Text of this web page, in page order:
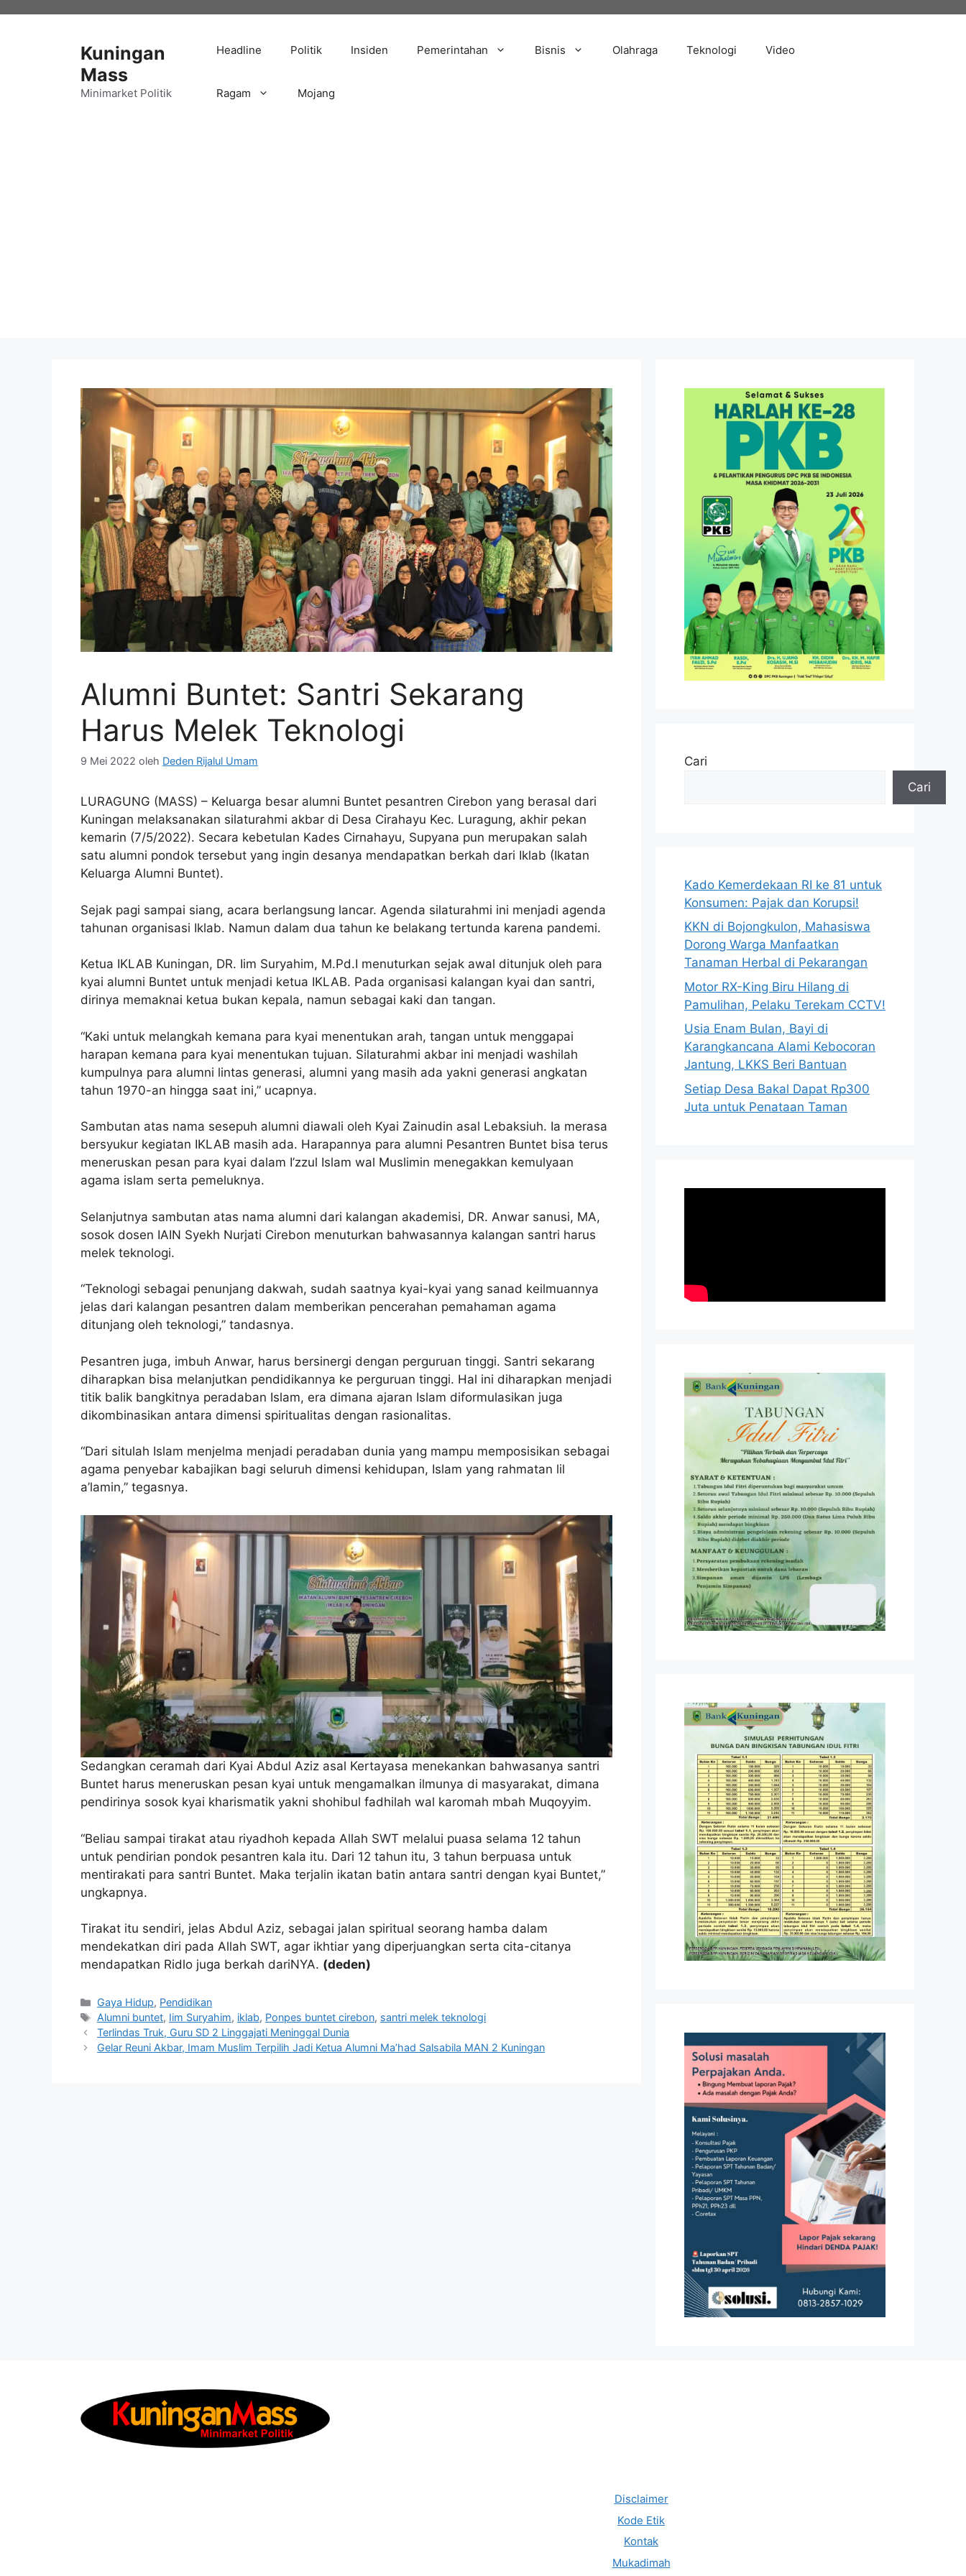
Kuningan
Mass
Minimarket Politik
Headline Politik Insiden Pemerintahan Bisnis Olahraga Teknologi Video
Ragam Mojang
Alumni Buntet: Santri Sekarang
Harus Melek Teknologi
9 Mei 2022 oleh Deden Rijalul Umam
LURAGUNG (MASS) – Keluarga besar alumni Buntet pesantren Cirebon yang berasal dari
Kuningan melaksanakan silaturahmi akbar di Desa Cirahayu Kec. Luragung, akhir pekan
kemarin (7/5/2022). Secara kebetulan Kades Cirnahayu, Supyana pun merupakan salah
satu alumni pondok tersebut yang ingin desanya mendapatkan berkah dari Iklab (Ikatan
Keluarga Alumni Buntet).
Sejak pagi sampai siang, acara berlangsung lancar. Agenda silaturahmi ini menjadi agenda
tahunan organisasi Iklab. Namun dalam dua tahun ke belakang tertunda karena pandemi.
Ketua IKLAB Kuningan, DR. Iim Suryahim, M.Pd.I menuturkan sejak awal ditunjuk oleh para
kyai alumni Buntet untuk menjadi ketua IKLAB. Pada organisasi kalangan kyai dan santri,
dirinya memaknai ketua bukan kepala, namun sebagai kaki dan tangan.
“Kaki untuk melangkah kemana para kyai menentukan arah, tangan untuk menggapai
harapan kemana para kyai menentukan tujuan. Silaturahmi akbar ini menjadi washilah
kumpulnya para alumni lintas generasi, alumni yang masih ada yakni generasi angkatan
tahun 1970-an hingga saat ini,” ucapnya.
Sambutan atas nama sesepuh alumni diawali oleh Kyai Zainudin asal Lebaksiuh. Ia merasa
bersyukur kegiatan IKLAB masih ada. Harapannya para alumni Pesantren Buntet bisa terus
meneruskan pesan para kyai dalam I’zzul Islam wal Muslimin menegakkan kemulyaan
agama islam serta pemeluknya.
Selanjutnya sambutan atas nama alumni dari kalangan akademisi, DR. Anwar sanusi, MA,
sosok dosen IAIN Syekh Nurjati Cirebon menuturkan bahwasannya kalangan santri harus
melek teknologi.
“Teknologi sebagai penunjang dakwah, sudah saatnya kyai-kyai yang sanad keilmuannya
jelas dari kalangan pesantren dalam memberikan pencerahan pemahaman agama
ditunjang oleh teknologi,” tandasnya.
Pesantren juga, imbuh Anwar, harus bersinergi dengan perguruan tinggi. Santri sekarang
diharapkan bisa melanjutkan pendidikannya ke perguruan tinggi. Hal ini diharapkan menjadi
titik balik bangkitnya peradaban Islam, era dimana ajaran Islam diformulasikan juga
dikombinasikan antara dimensi spiritualitas dengan rasionalitas.
“Dari situlah Islam menjelma menjadi peradaban dunia yang mampu memposisikan sebagai
agama penyebar kabajikan bagi seluruh dimensi kehidupan, Islam yang rahmatan lil
a’lamin,” tegasnya.
Sedangkan ceramah dari Kyai Abdul Aziz asal Kertayasa menekankan bahwasanya santri
Buntet harus meneruskan pesan kyai untuk mengamalkan ilmunya di masyarakat, dimana
pendirinya sosok kyai kharismatik yakni shohibul fadhilah wal karomah mbah Muqoyyim.
“Beliau sampai tirakat atau riyadhoh kepada Allah SWT melalui puasa selama 12 tahun
untuk pendirian pondok pesantren kala itu. Dari 12 tahun itu, 3 tahun berpuasa untuk
mentirakati para santri Buntet. Maka terjalin ikatan batin antara santri dengan kyai Buntet,”
ungkapnya.
Tirakat itu sendiri, jelas Abdul Aziz, sebagai jalan spiritual seorang hamba dalam
mendekatkan diri pada Allah SWT, agar ikhtiar yang diperjuangkan serta cita-citanya
mendapatkan Ridlo juga berkah dariNYA. (deden)
Kategori
Gaya Hidup, Pendidikan
Tag
Alumni buntet, Iim Suryahim, iklab, Ponpes buntet cirebon, santri melek teknologi
Terlindas Truk, Guru SD 2 Linggajati Meninggal Dunia
Gelar Reuni Akbar, Imam Muslim Terpilih Jadi Ketua Alumni Ma’had Salsabila MAN 2 Kuningan
Cari
Cari
Kado Kemerdekaan RI ke 81 untuk
Konsumen: Pajak dan Korupsi!
KKN di Bojongkulon, Mahasiswa
Dorong Warga Manfaatkan
Tanaman Herbal di Pekarangan
Motor RX-King Biru Hilang di
Pamulihan, Pelaku Terekam CCTV!
Usia Enam Bulan, Bayi di
Karangkancana Alami Kebocoran
Jantung, LKKS Beri Bantuan
Setiap Desa Bakal Dapat Rp300
Juta untuk Penataan Taman
Disclaimer
Kode Etik
Kontak
Mukadimah